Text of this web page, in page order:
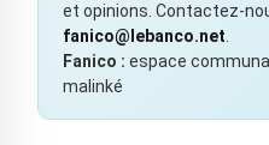
et opinions. Contactez-
fanico@lebanco.net
Fanico : espace
malinké